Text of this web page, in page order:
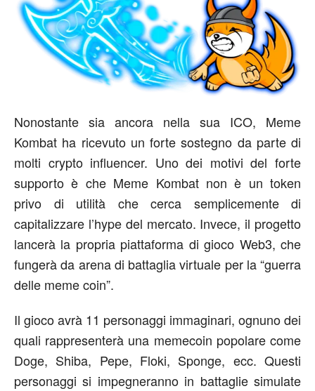
Nonostante sia ancora nella sua ICO, Meme
Kombat ha ricevuto un forte sostegno da parte di
molti crypto influencer. Uno dei motivi del forte
supporto è che Meme Kombat non è un token
privo di utilità che cerca semplicemente di
capitalizzare l’hype del mercato. Invece, il progetto
lancerà la propria piattaforma di gioco Web3, che
fungerà da arena di battaglia virtuale per la “guerra
delle meme coin”.
Il gioco avrà 11 personaggi immaginari, ognuno dei
quali rappresenterà una memecoin popolare come
Doge, Shiba, Pepe, Floki, Sponge, ecc. Questi
personaggi si impegneranno in battaglie simulate